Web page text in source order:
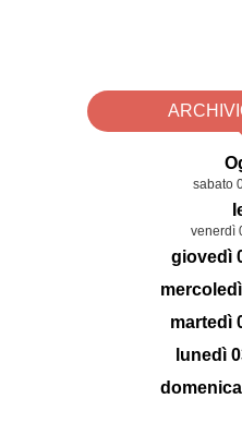
sabato
venerdì
giovedì
martedì
lunedì